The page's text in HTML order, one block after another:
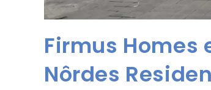
Firmus
Nôrdes